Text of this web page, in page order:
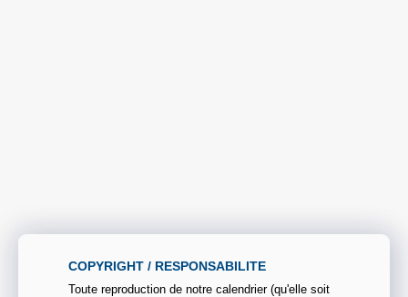
COPYRIGHT / RESPONSABILITE
Toute reproduction de notre calendrier (qu'elle soit